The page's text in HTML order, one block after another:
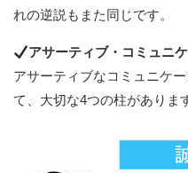
れの逆説もまた同じです。
アサーティブ・コミュニ
アサーティブなコミュニケ
て、大切な4つの柱がありま